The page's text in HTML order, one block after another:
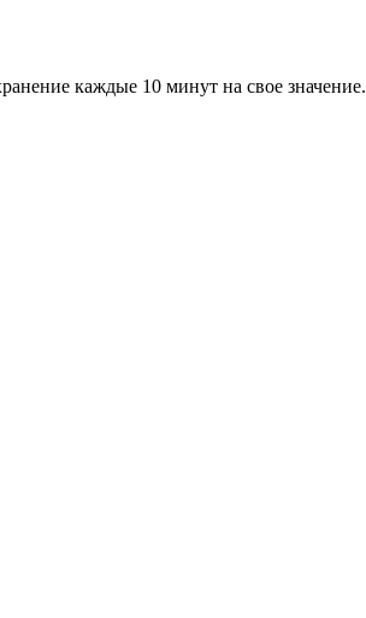
каждые 10 минут на свое значение.